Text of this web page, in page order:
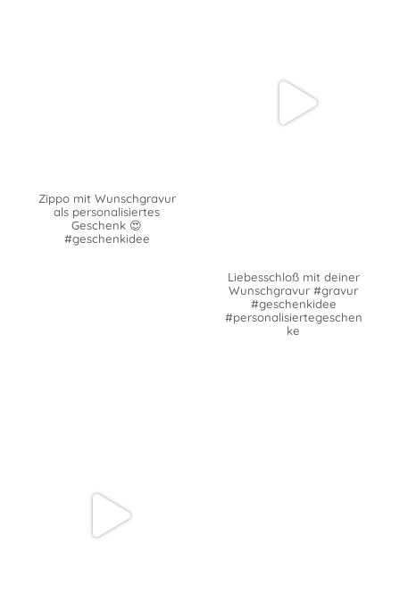
Zippo mit Wunschgravur
als personalisiertes
Geschenk 😍
#geschenkidee
Liebesschloß mit deiner
Wunschgravur #gravur
#geschenkidee
#personalisiertegeschen
ke